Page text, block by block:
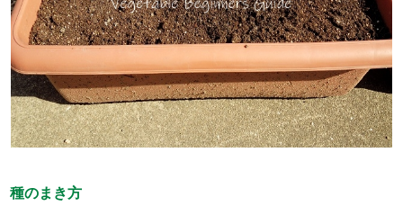
種のまき方